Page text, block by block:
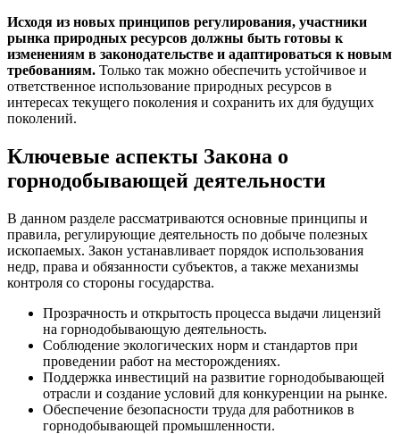
Исходя из новых принципов регулирования, участники
рынка природных ресурсов должны быть готовы к
изменениям в законодательстве и адаптироваться к новым
требованиям. Только так можно обеспечить устойчивое и
ответственное использование природных ресурсов в
интересах текущего поколения и сохранить их для будущих
поколений.
Ключевые аспекты Закона о
горнодобывающей деятельности
В данном разделе рассматриваются основные принципы и
правила, регулирующие деятельность по добыче полезных
ископаемых. Закон устанавливает порядок использования
недр, права и обязанности субъектов, а также механизмы
контроля со стороны государства.
Прозрачность и открытость процесса выдачи лицензий
на горнодобывающую деятельность.
Соблюдение экологических норм и стандартов при
проведении работ на месторождениях.
Поддержка инвестиций на развитие горнодобывающей
отрасли и создание условий для конкуренции на рынке.
Обеспечение безопасности труда для работников в
горнодобывающей промышленности.